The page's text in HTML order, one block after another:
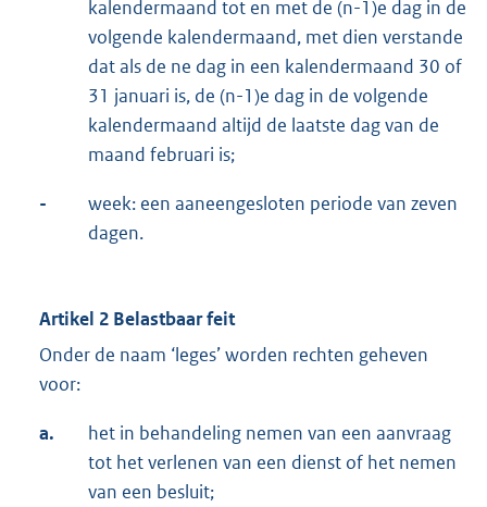
kalendermaand tot en met de (n-1)e dag in de
volgende kalendermaand, met dien verstande
dat als de ne dag in een kalendermaand 30 of
31 januari is, de (n-1)e dag in de volgende
kalendermaand altijd de laatste dag van de
maand februari is;
-
week: een aaneengesloten periode van zeven
dagen.
Artikel 2 Belastbaar feit
Onder de naam ‘leges’ worden rechten geheven
voor:
a.
het in behandeling nemen van een aanvraag
tot het verlenen van een dienst of het nemen
van een besluit;